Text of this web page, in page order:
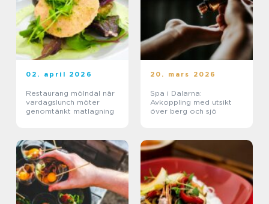
02. april 2026
Restaurang mölndal när
vardagslunch möter
genomtänkt matlagning
20. mars 2026
Spa i Dalarna:
Avkoppling med utsikt
över berg och sjö